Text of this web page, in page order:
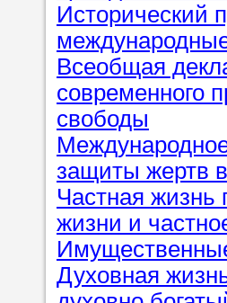
Мы
в
советам,
репетитора
Совет 3.
Исторический
Всеобщая
современного
свободы
защиты жертв
Частная жизнь
жизни и
Духовная